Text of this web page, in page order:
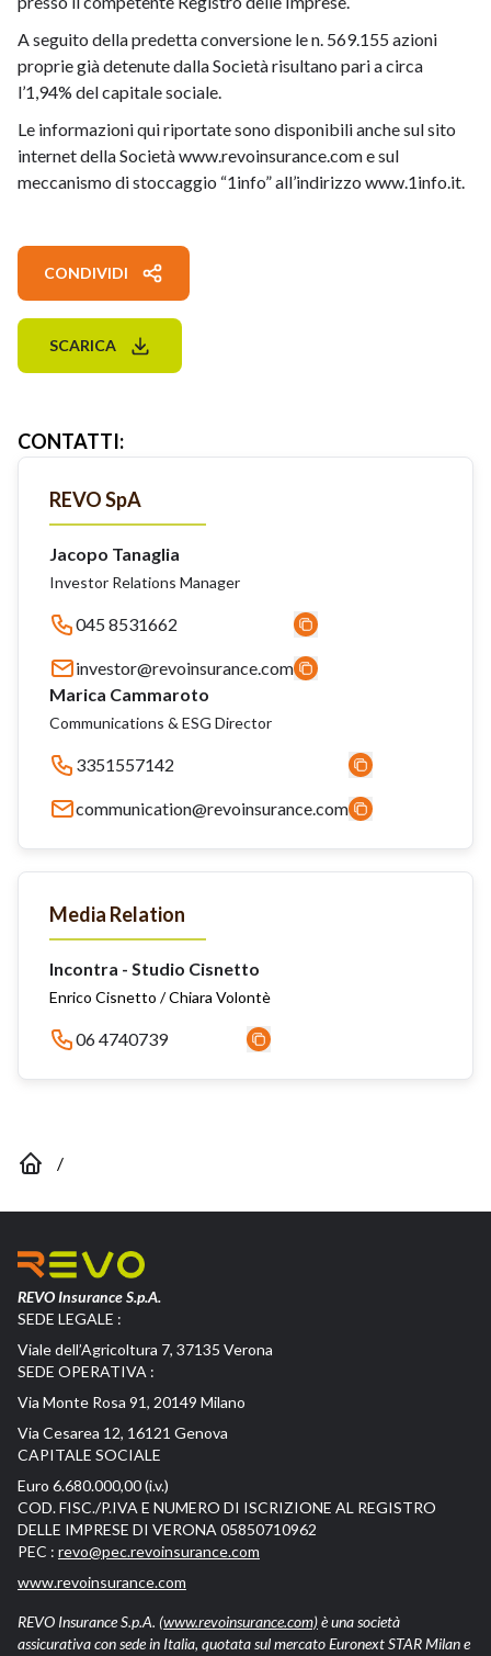
A seguito della predetta conversione le n. 569.155 azioni
proprie già detenute dalla Società risultano pari a circa
l’1,94% del capitale sociale.
Le informazioni qui riportate sono disponibili anche sul sito
internet della Società www.revoinsurance.com e sul
meccanismo di stoccaggio “1info” all’indirizzo www.1info.it.
CONDIVIDI
SCARICA
CONTATTI:
REVO SpA
Jacopo Tanaglia
Investor Relations Manager
045 8531662
investor@revoinsurance.com
Marica Cammaroto
Communications & ESG Director
3351557142
communication@revoinsurance.com
Media Relation
Incontra - Studio Cisnetto
Enrico Cisnetto / Chiara Volontè
06 4740739
/
REVO Insurance S.p.A.
SEDE LEGALE :
Viale dell’Agricoltura 7, 37135 Verona
SEDE OPERATIVA :
Via Monte Rosa 91, 20149 Milano
Via Cesarea 12, 16121 Genova
CAPITALE SOCIALE
Euro 6.680.000,00 (i.v.)
COD. FISC./P.IVA E NUMERO DI ISCRIZIONE AL REGISTRO
DELLE IMPRESE DI VERONA 05850710962
PEC : revo@pec.revoinsurance.com
www.revoinsurance.com
REVO Insurance S.p.A. (www.revoinsurance.com)è una società
assicurativa con sede in Italia, quotata sul mercato Euronext STAR Milan e